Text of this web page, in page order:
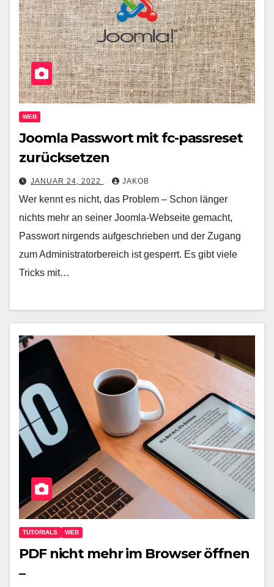
WEB
Joomla Passwort mit fc-passreset
zurücksetzen
JANUAR 24, 2022 JAKOB
Wer kennt es nicht, das Problem – Schon länger
nichts mehr an seiner Joomla-Webseite gemacht,
Passwort nirgends aufgeschrieben und der Zugang
zum Administratorbereich ist gesperrt. Es gibt viele
Tricks mit…
TUTORIALS WEB
PDF nicht mehr im Browser öffnen
–